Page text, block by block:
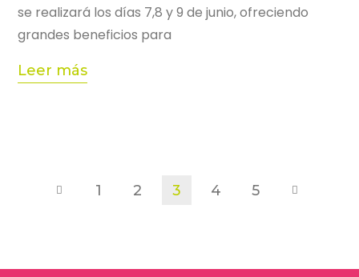
se realizará los días 7,8 y 9 de junio, ofreciendo
grandes beneficios para
Leer más
1 2 3 4 5